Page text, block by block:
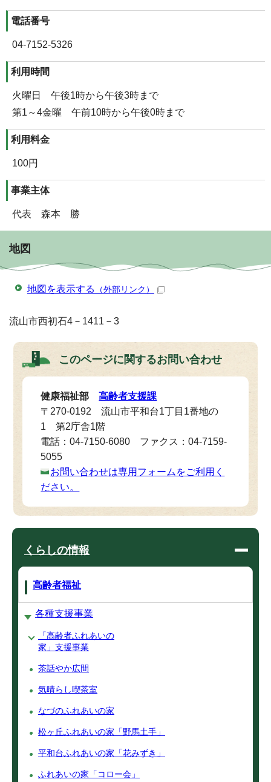
電話番号
04-7152-5326
利用時間
火曜日 午後1時から午後3時まで
第1～4金曜 午前10時から午後0時まで
利用料金
100円
事業主体
代表 森本 勝
地図
地図を表示する （外部リンク）
流山市西初石4－1411－3
このページに関するお問い合わせ
健康福祉部 高齢者支援課
〒270-0192 流山市平和台1丁目1番地の
1 第2庁舎1階
電話：04-7150-6080 ファクス：04-7159-
5055
お問い合わせは専用フォームをご利用く
ださい。
くらしの情報
高齢者福祉
各種支援事業
「高齢者ふれあいの
家」支援事業
茶話やか広間
気晴らし喫茶室
なづのふれあいの家
松ヶ丘ふれあいの家「野馬土手」
平和台ふれあいの家「花みずき」
ふれあいの家「コロー会」